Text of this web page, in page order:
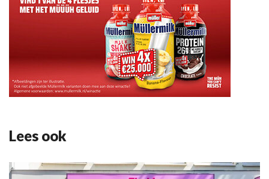
Lees ook